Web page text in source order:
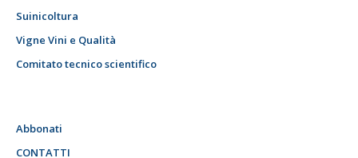
Suinicoltura
Vigne Vini e Qualità
Comitato tecnico scientifico
Abbonati
CONTATTI